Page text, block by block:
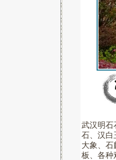
武汉明石
石、汉白
大象、石
板、各种